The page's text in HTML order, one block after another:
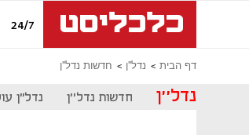
24/7
דף הבית נדל''ן חדשות נדל''ן
נדל''ן חדשות נדל''ן נדל"ן